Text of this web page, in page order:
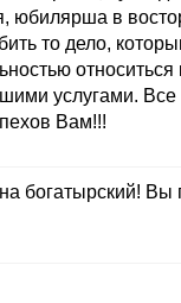
юбилярша в
то дело,
услугами.
Вам!!!
богатырский! Вы